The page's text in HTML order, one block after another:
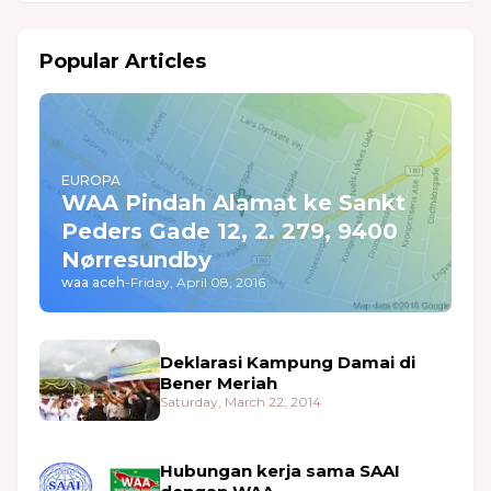
Popular Articles
EUROPA
WAA Pindah Alamat ke Sankt
Peders Gade 12, 2. 279, 9400
Nørresundby
waa aceh-Friday, April 08, 2016
Deklarasi Kampung Damai di
Bener Meriah
Saturday, March 22, 2014
Hubungan kerja sama SAAI